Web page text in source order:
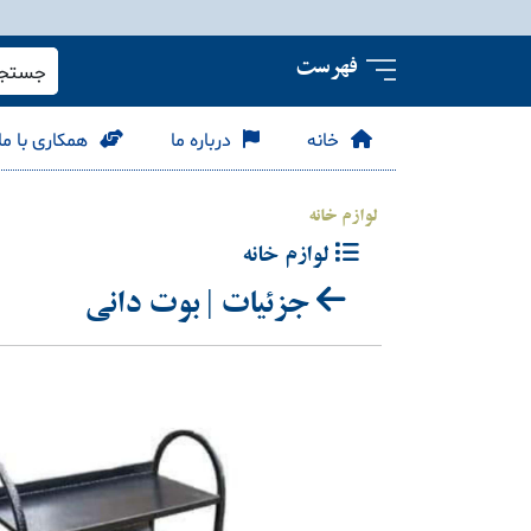
فهرست
خانه درباره ما همکاری با
لوازم خانه
لوازم خانه
جزئیات | بوت دانی